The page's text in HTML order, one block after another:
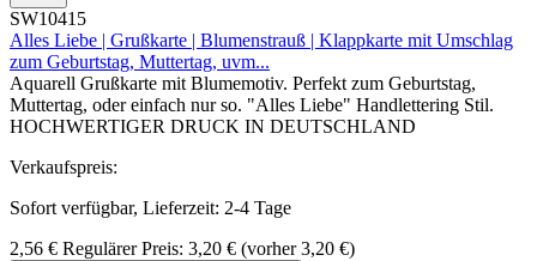
SW10415
Alles Liebe | Grußkarte | Blumenstrauß | Klappkarte mit Umschlag
zum Geburtstag, Muttertag, uvm...
Aquarell Grußkarte mit Blumemotiv. Perfekt zum Geburtstag,
Muttertag, oder einfach nur so. "Alles Liebe" Handlettering Stil.
HOCHWERTIGER DRUCK IN DEUTSCHLAND
Verkaufspreis:
Sofort verfügbar, Lieferzeit: 2-4 Tage
2,56 € Regulärer Preis: 3,20 € (vorher 3,20 €)